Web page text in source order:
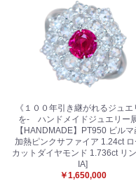
《１００年引き継がれるジュエ
を- ハンドメイドジュエリー展
【HANDMADE】PT950 ビル
加熱ピンクサファイア 1.24ct
カットダイヤモンド 1.736ct リ
IA]
￥1,650,000